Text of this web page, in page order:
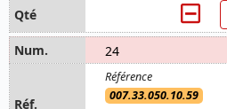
24
007.33.050.10.59